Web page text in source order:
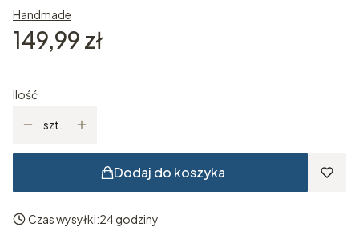
Handmade
Cena
149,99 zł
Ilość
szt.
Dodaj do koszyka
Czas wysyłki:24 godziny